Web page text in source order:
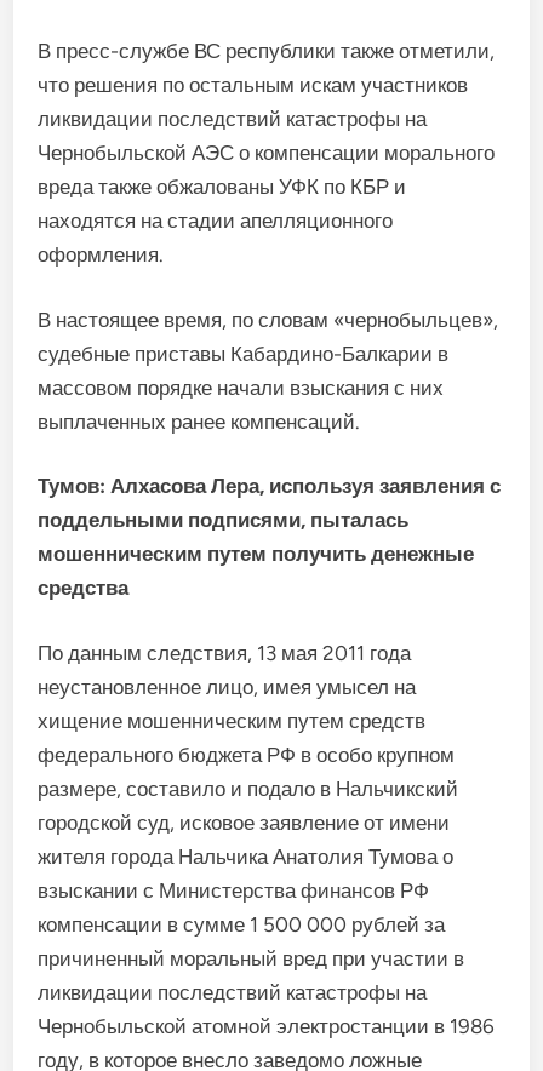
В пресс-службе ВС республики также отметили,
что решения по остальным искам участников
ликвидации последствий катастрофы на
Чернобыльской АЭС о компенсации морального
вреда также обжалованы УФК по КБР и
находятся на стадии апелляционного
оформления.
В настоящее время, по словам «чернобыльцев»,
судебные приставы Кабардино-Балкарии в
массовом порядке начали взыскания с них
выплаченных ранее компенсаций.
Тумов: Алхасова Лера, используя заявления с
поддельными подписями, пыталась
мошенническим путем получить денежные
средства
По данным следствия, 13 мая 2011 года
неустановленное лицо, имея умысел на
хищение мошенническим путем средств
федерального бюджета РФ в особо крупном
размере, составило и подало в Нальчикский
городской суд, исковое заявление от имени
жителя города Нальчика Анатолия Тумова о
взыскании с Министерства финансов РФ
компенсации в сумме 1 500 000 рублей за
причиненный моральный вред при участии в
ликвидации последствий катастрофы на
Чернобыльской атомной электростанции в 1986
году, в которое внесло заведомо ложные